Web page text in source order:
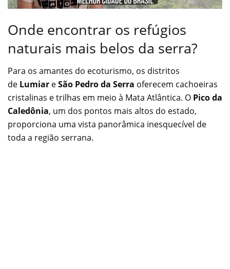
Onde encontrar os refúgios
naturais mais belos da serra?
Para os amantes do ecoturismo, os distritos
de Lumiar eSão Pedro da Serra oferecem cachoeiras
cristalinas e trilhas em meio à Mata Atlântica. O Pico da
Caledônia, um dos pontos mais altos do estado,
proporciona uma vista panorâmica inesquecível de
toda a região serrana.